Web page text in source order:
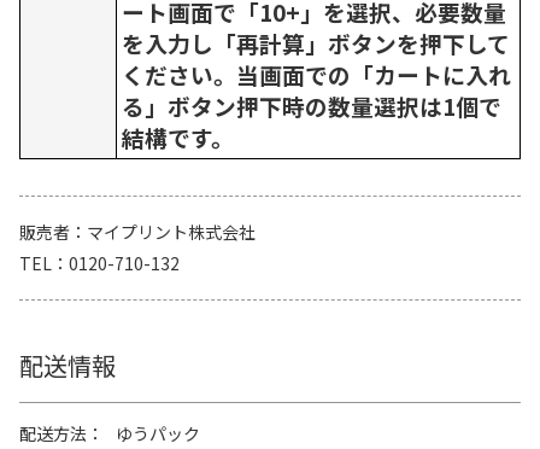
ート画面で「10+」を選択、必要数量
を入力し「再計算」ボタンを押下して
ください。当画面での「カートに入れ
る」ボタン押下時の数量選択は1個で
結構です。
販売者
マイプリント株式会社
TEL
0120-710-132
配送情報
配送方法
ゆうパック